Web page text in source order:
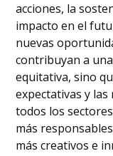
acciones, la
impacto en el
nuevas
contribuyan a
equitativa, sino
expectativas y
todos los
más
más creativos e